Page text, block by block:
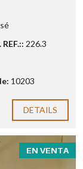
226.3
10203
DETAILS
EN VENTA